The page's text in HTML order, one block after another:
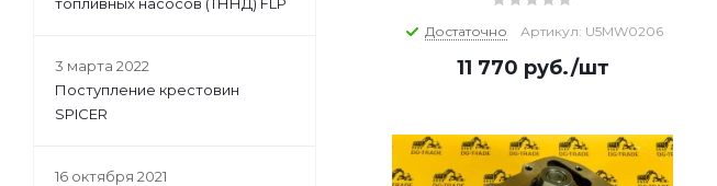
Достаточно Артикул: U5MW0206
11 770 руб./шт
3 марта 2022
Поступление крестовин
SPICER
16 октября 2021